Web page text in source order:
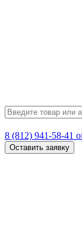
8 (812) 941-58-41
Оставить заявку